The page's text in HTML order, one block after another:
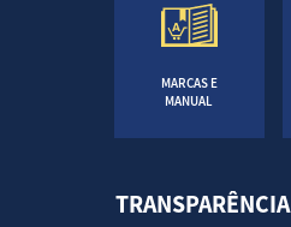
MARCAS E
MANUAL
TRANSPARÊNCIA